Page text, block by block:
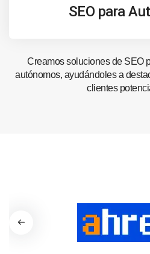
SEO para
Creamos soluciones de SEO
autónomos, ayudándoles a
clientes